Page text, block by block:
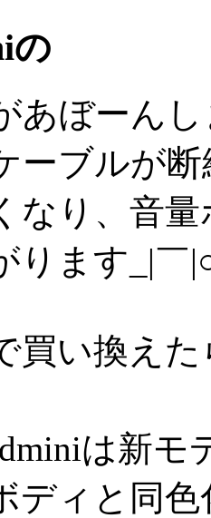
の
あぼーん
ーブルが
なり、音
ります_|￣
買い換え
は新
ディと同